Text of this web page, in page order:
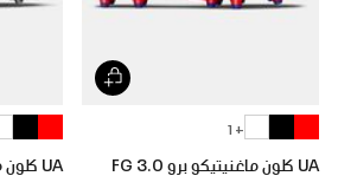
+ 1
UA كلون ماغنيتيكو برو 3.0 FG UA كلون ماغنيتيكو برو 3.0 FG